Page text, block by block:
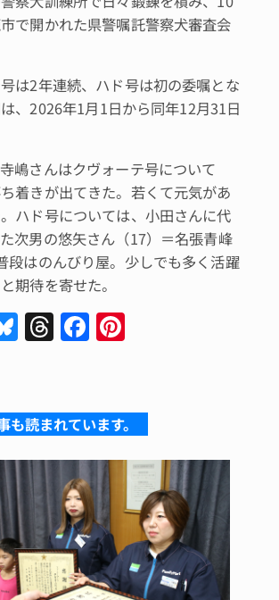
で開かれた県警嘱託警察犬審査会
は2年連続、ハド号は初の委嘱とな
、2026年1月1日から同年12月31日
嶋さんはクヴォーテ号について
ち着きが出てきた。若くて元気があ
ハド号については、小田さんに代
次男の悠矢さん（17）＝名張青峰
段はのんびり屋。少しでも多く活躍
期待を寄せた。
Bl
s
k
y
T
a
d
s
F
e
b
o
o
k
re
st
も読まれています。